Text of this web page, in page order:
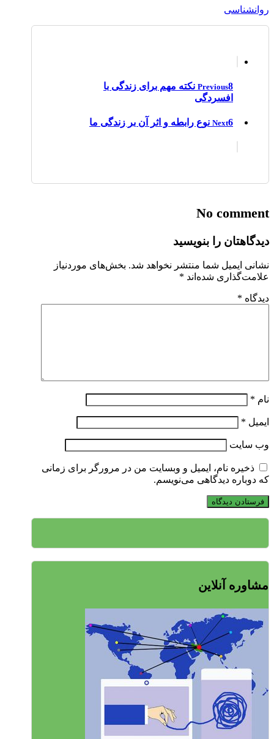
روانشناسی
Previous 8 نکته مهم برای زندگی با
افسردگی
Next6 نوع رابطه و اثر آن بر زندگی ما
No comment
دیدگاهتان را بنویسید
نشانی ایمیل شما منتشر نخواهد شد. بخش‌های موردنیاز
علامت‌گذاری شده‌اند *
دیدگاه *
نام *
ایمیل *
وب‌ سایت
ذخیره نام، ایمیل و وبسایت من در مرورگر برای زمانی
که دوباره دیدگاهی می‌نویسم.
مشاوره آنلاین